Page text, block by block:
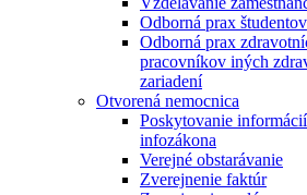
Odborná prax študentov
Odborná prax
pracovníkov iných
zariadení
Otvorená nemocnica
Poskytovanie
infozákona
Verejné obstarávanie
Zverejnenie faktúr